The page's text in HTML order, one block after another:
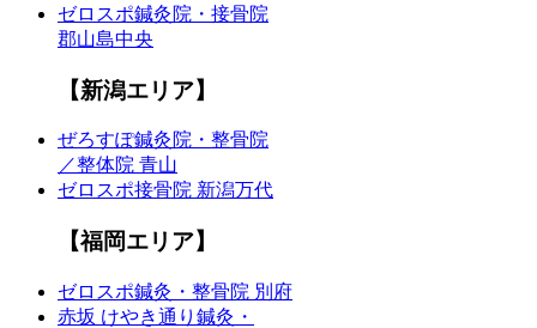
ゼロスポ鍼灸院・接骨院
郡山島中央
【新潟エリア】
ぜろすぽ鍼灸院・整骨院
／整体院 青山
ゼロスポ接骨院 新潟万代
【福岡エリア】
ゼロスポ鍼灸・整骨院 別府
赤坂 けやき通り鍼灸・